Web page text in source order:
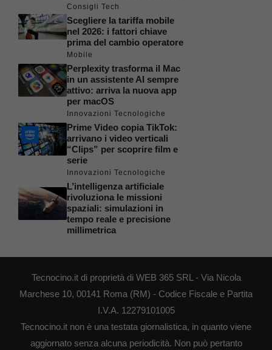
Consigli Tech
Scegliere la tariffa mobile
nel 2026: i fattori chiave
prima del cambio operatore
Mobile
Perplexity trasforma il Mac
in un assistente AI sempre
attivo: arriva la nuova app
per macOS
Innovazioni Tecnologiche
Prime Video copia TikTok:
arrivano i video verticali
“Clips” per scoprire film e
serie
Innovazioni Tecnologiche
L’intelligenza artificiale
rivoluziona le missioni
spaziali: simulazioni in
tempo reale e precisione
millimetrica
Tecnocino.it di proprietà di WEB 365 SRL - Via Nicola
Marchese 10, 00141 Roma (RM) - Codice Fiscale e Partita
I.V.A. 12279101005
Tecnocino.it non è una testata giornalistica, in quanto viene
aggiornato senza alcuna periodicità. Non può pertanto